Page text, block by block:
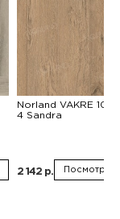
Norland VAKRE
4 Sandra
2 142 р. Посмотреть